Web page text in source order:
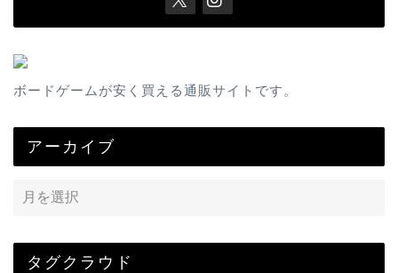
ボードゲームが安く買える通販サイトです。
アーカイブ
タグクラウド